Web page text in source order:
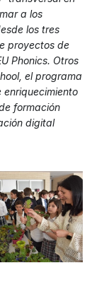
a los
los tres
proyectos de
Phonics. Otros
el programa
formación
digital